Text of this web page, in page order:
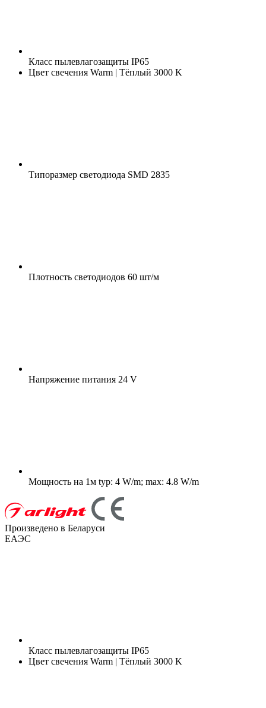
Класс пылевлагозащиты IP65
Цвет свечения Warm | Тёплый 3000 K
Типоразмер светодиода SMD 2835
Плотность светодиодов 60 шт/м
Напряжение питания 24 V
Мощность на 1м typ: 4 W/m; max: 4.8 W/m
Произведено в Беларуси
ЕАЭС
Класс пылевлагозащиты IP65
Цвет свечения Warm | Тёплый 3000 K